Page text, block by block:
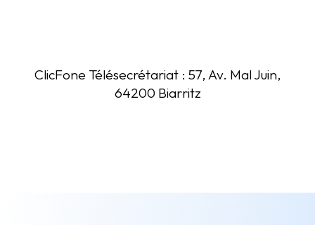
ClicFone Télésecrétariat : 57, Av. Mal Juin,
64200 Biarritz